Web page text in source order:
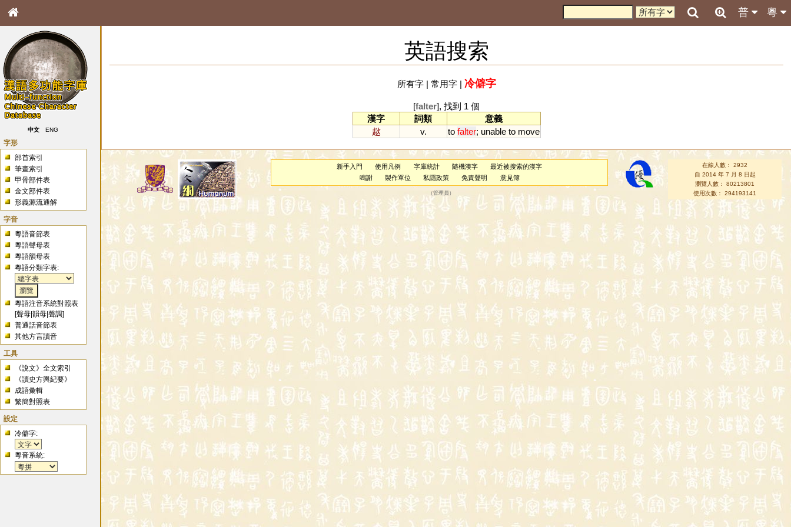
粵
普
中文 ENG
字形
部首索引
筆畫索引
甲骨部件表
金文部件表
形義源流通解
字音
粵語音節表
粵語聲母表
粵語韻母表
粵語分類字表:
粵語注音系統對照表
[聲母 |韻母 |聲調]
普通話音節表
其他方言讀音
工具
《說文》全文索引
《讀史方輿紀要》
成語彙輯
繁簡對照表
設定
冷僻字:
粵音系統:
英語搜索
所有字| 常用字| 冷僻字
[falter], 找到 1 個
漢字
詞類
意義
趑
v. to falter; unable to move
新手入門 使用凡例 字庫統計 隨機漢字
最近被搜索的漢字
鳴謝
製作單位 私隱政策 免責聲明 意見簿
（管理員 ）
在線人數： 2932
自 2014 年 7 月 8 日起
瀏覽人數： 80213801
使用次數： 294193141